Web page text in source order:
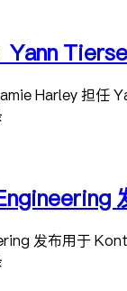
Yann
Harley 担任
发布用于